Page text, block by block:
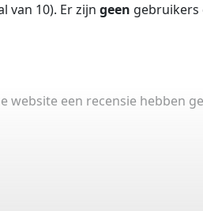
van 10). Er zijn geen gebruikers
website een recensie hebben